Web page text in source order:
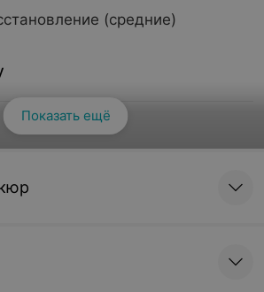
(средние)
(длинные)
Смотреть все
Показать ещё